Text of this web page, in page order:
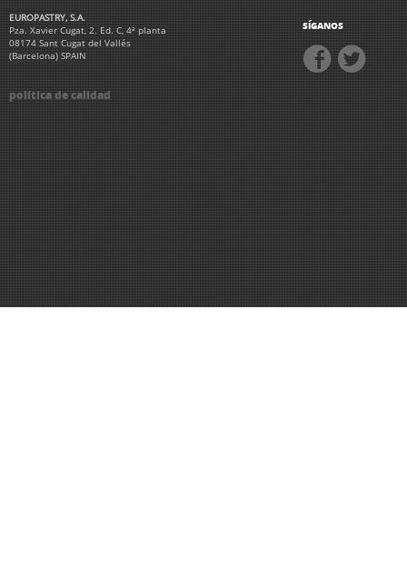
EUROPASTRY, S.A.
Pza. Xavier Cugat, 2. Ed. C, 4ª planta
08174 Sant Cugat del Vallés
(Barcelona) SPAIN
política de calidad
SÍGANOS